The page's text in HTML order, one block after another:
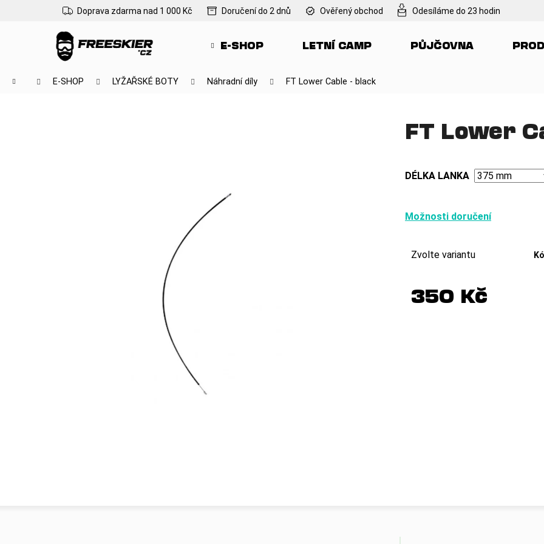
Doprava zdarma nad 1 000 Kč Doručení do 2 dnů Ověřený obchod Odesíláme do 23 hodin
E-SHOP LETNÍ CAMP PŮJČOVNA
Domů E-SHOP LYŽAŘSKÉ BOTY Náhradní díly FT Lower Cable - black
FT Lower
DÉLKA LANKA
Možnosti doručení
Zvolte variantu
350 Kč
obchodu
obchodu